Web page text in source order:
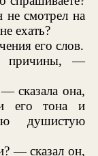
смотрел на
ехать?
его слов.
причины, —
сказала она,
его тона и
душистую
— сказал он,